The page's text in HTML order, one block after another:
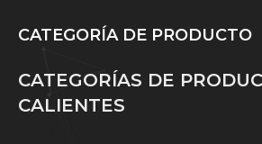
CATEGORÍA DE PRODUCTO
CATEGORÍAS DE
CALIENTES